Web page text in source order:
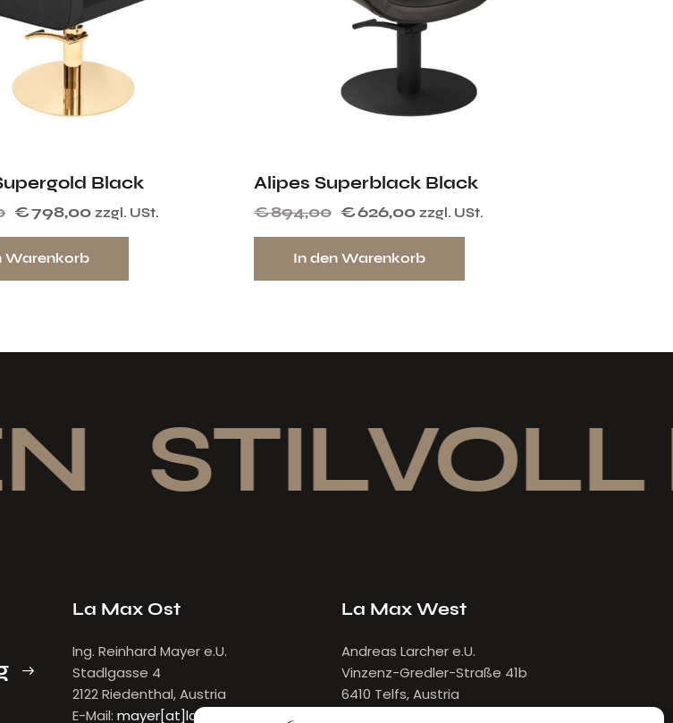
Black
€798,00 zzgl. USt.
Warenkorb
Alipes Superblack Black
€894,00 €626,00 zzgl. USt.
In den Warenkorb
STILVOLL
La Max Ost
Ing. Reinhard Mayer e.U.
Stadlgasse 4
2122 Riedenthal, Austria
E-Mail: mayer[at]lamax.at
La Max West
Andreas Larcher e.U.
Vinzenz-Gredler-Straße 41b
6410 Telfs, Austria